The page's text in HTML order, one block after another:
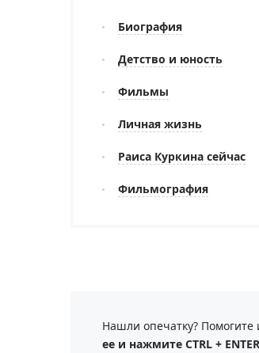
Биография
Детство и юность
Фильмы
Личная жизнь
Раиса Куркина сейчас
Фильмография
Нашли опечатку? Помогите
ее и нажмите CTRL + ENTER